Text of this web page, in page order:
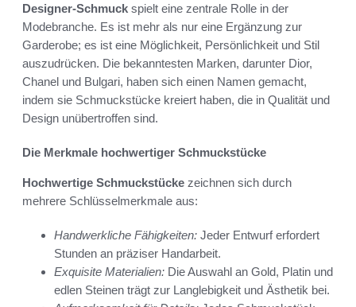
Designer-Schmuck spielt eine zentrale Rolle in der
Modebranche. Es ist mehr als nur eine Ergänzung zur
Garderobe; es ist eine Möglichkeit, Persönlichkeit und Stil
auszudrücken. Die bekanntesten Marken, darunter Dior,
Chanel und Bulgari, haben sich einen Namen gemacht,
indem sie Schmuckstücke kreiert haben, die in Qualität und
Design unübertroffen sind.
Die Merkmale hochwertiger Schmuckstücke
Hochwertige Schmuckstücke zeichnen sich durch
mehrere Schlüsselmerkmale aus:
Handwerkliche Fähigkeiten: Jeder Entwurf erfordert
Stunden an präziser Handarbeit.
Exquisite Materialien: Die Auswahl an Gold, Platin und
edlen Steinen trägt zur Langlebigkeit und Ästhetik bei.